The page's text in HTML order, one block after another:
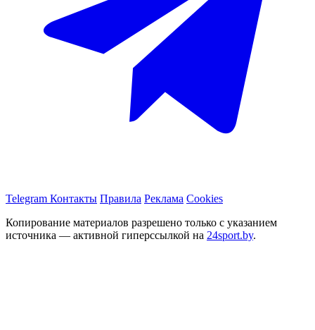
Telegram Контакты Правила Реклама Cookies
Копирование материалов разрешено только с указанием
источника — активной гиперссылкой на 24sport.by.